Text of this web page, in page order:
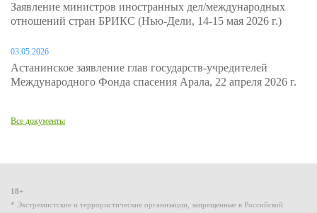
Заявление министров иностранных дел/международных
отношений стран БРИКС (Нью-Дели, 14-15 мая 2026 г.)
03.05.2026
Астанинское заявление глав государств-учредителей
Международного Фонда спасения Арала, 22 апреля 2026 г.
Все документы
18+
* Экстремистские и террористические организации, запрещенные в Российской